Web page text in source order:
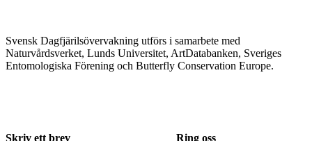
Svensk Dagfjärilsövervakning utförs i samarbete med
Naturvårdsverket, Lunds Universitet, ArtDatabanken, Sveriges
Entomologiska Förening och Butterfly Conservation Europe.
Skriv ett brev Ring oss